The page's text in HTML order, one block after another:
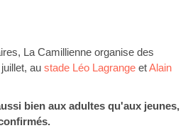
La Camillienne organise des
au stade Léo Lagrange etAlain
bien aux adultes qu'aux jeunes,